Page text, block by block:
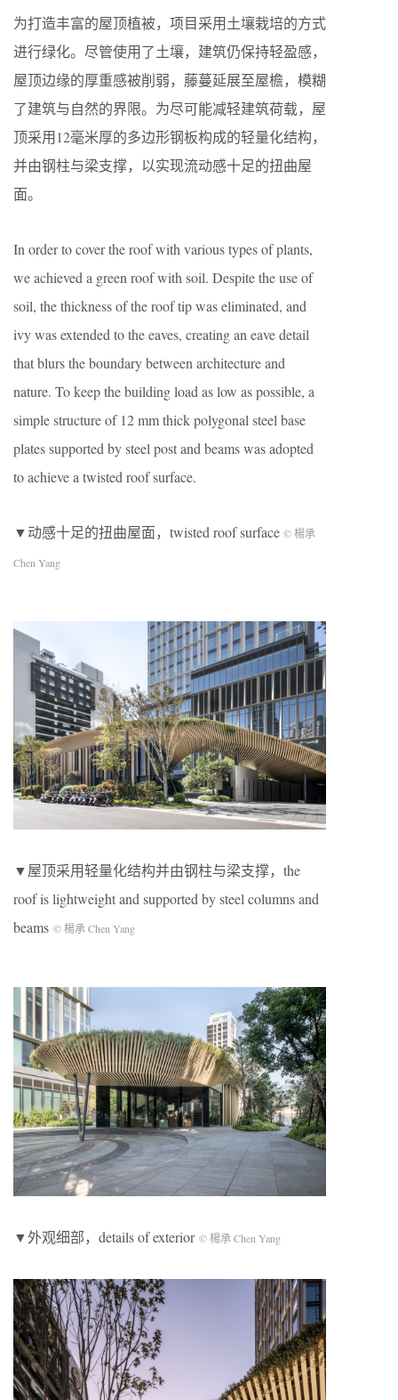
为打造丰富的屋顶植被，项目采用土壤栽培的方式
进行绿化。尽管使用了土壤，建筑仍保持轻盈感，
屋顶边缘的厚重感被削弱，藤蔓延展至屋檐，模糊
了建筑与自然的界限。为尽可能减轻建筑荷载，屋
顶采用12毫米厚的多边形钢板构成的轻量化结构，
并由钢柱与梁支撑，以实现流动感十足的扭曲屋
面。
In order to cover the roof with various types of plants,
we achieved a green roof with soil. Despite the use of
soil, the thickness of the roof tip was eliminated, and
ivy was extended to the eaves, creating an eave detail
that blurs the boundary between architecture and
nature. To keep the building load as low as possible, a
simple structure of 12 mm thick polygonal steel base
plates supported by steel post and beams was adopted
to achieve a twisted roof surface.
▼动感十足的扭曲屋面，twisted roof surface © 楊承
Chen Yang
▼屋顶采用轻量化结构并由钢柱与梁支撑，the
roof is lightweight and supported by steel columns and
beams © 楊承 Chen Yang
▼外观细部，details of exterior © 楊承 Chen Yang